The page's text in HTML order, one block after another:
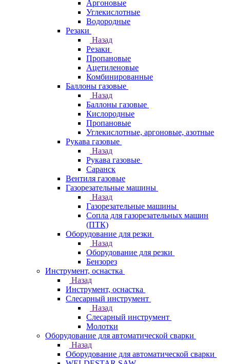
Аргоновые
Углекислотные
Водородные
Резаки
Назад
Резаки
Пропановые
Ацетиленовые
Комбинированные
Баллоны газовые
Назад
Баллоны газовые
Кислородные
Пропановые
Углекислотные, аргоновые, азотные
Рукава газовые
Назад
Рукава газовые
Саранск
Вентиля газовые
Газорезательные машины
Назад
Газорезательные машины
Сопла для газорезательных машин
(ПТК)
Оборудование для резки
Назад
Оборудование для резки
Бензорез
Инструмент, оснастка
Назад
Инструмент, оснастка
Слесарный инструмент
Назад
Слесарный инструмент
Молотки
Оборудование для автоматической сварки
Назад
Оборудование для автоматической сварки